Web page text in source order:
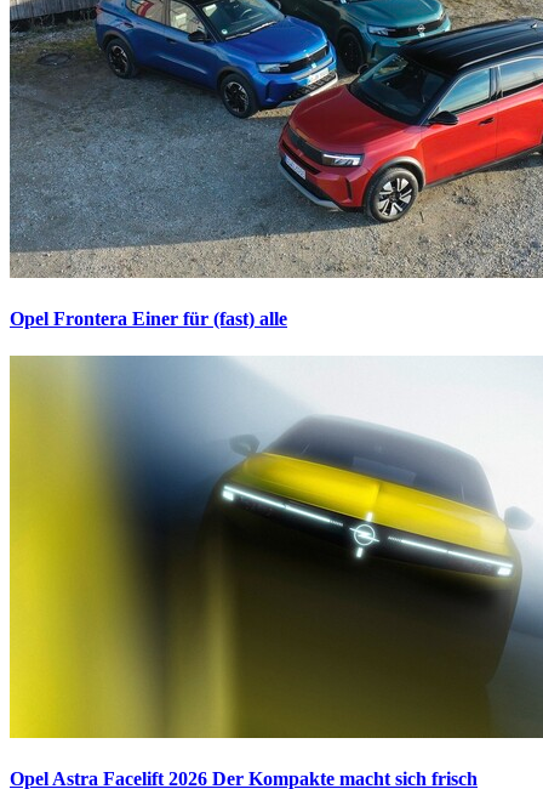
Opel Frontera Einer für (fast) alle
Opel Astra Facelift 2026 Der Kompakte macht sich frisch